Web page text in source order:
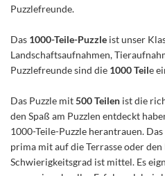
Puzzlefreunde.
Das 1000-Teile-Puzzle ist unser
Landschaftsaufnahmen,
Puzzlefreunde sind die 1000 Teile
Das Puzzle mit500 Teilen ist die
den Spaß am Puzzlen entdeckt
1000-Teile-Puzzle herantrauen. Das
prima mit auf die Terrasse oder
Schwierigkeitsgrad ist mittel. Es